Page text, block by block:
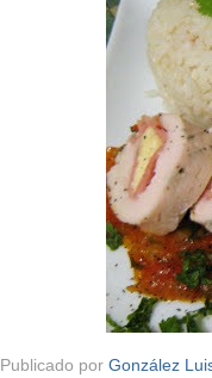
Publicado por González